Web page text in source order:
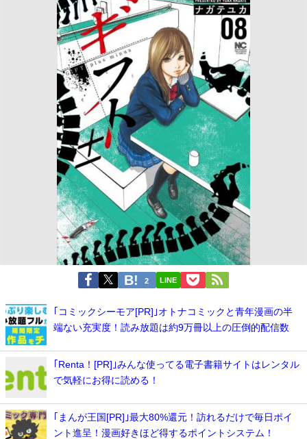
2 LINE
｢コミックシーモア[PR]｣オトナコミックと青年漫画の半
端ない充実度！読み放題は約9万冊以上の圧倒的配信数
｢Renta！[PR]｣みんな使ってる電子書籍サイトはレンタル
で気軽にお得に読める！
｢まんが王国[PR]｣最大80%還元！訪れるだけで毎日ポイ
ント進呈！漫画好きほど得するポイントシステム！